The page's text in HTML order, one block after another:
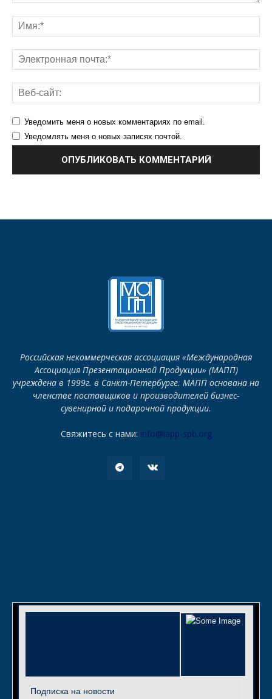
Уведомить меня о новых комментариях по email.
Уведомлять меня о новых записях почтой.
Российская некоммерческая ассоциация «Международная
Ассоциация Презентационной Продукции» (МАПП)
учреждена в 1999г. в Санкт-Петербурге. МАПП основана на
членстве поставщиков и производителей бизнес-
сувенирной и подарочной продукции.
Свяжитесь с нами: info@iapp-spb.org
Подписка на новости